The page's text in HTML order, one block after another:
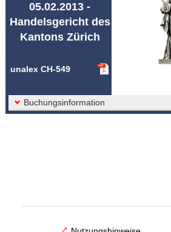
05.02.2013 -
Handelsgericht des
Kantons Zürich
unalex CH-549
Buchungsinformation